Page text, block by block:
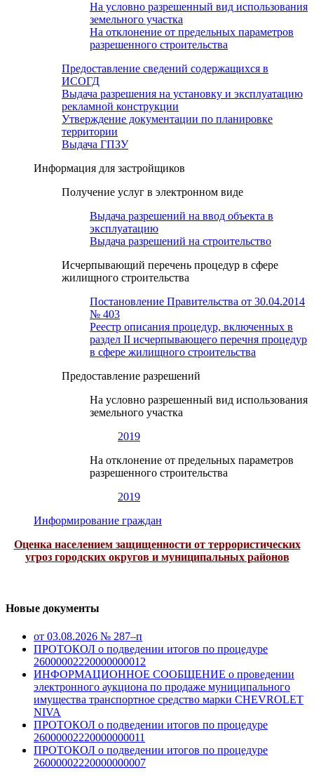
На условно разрешенный вид использования
земельного участка
На отклонение от предельных параметров
разрешенного строительства
Предоставление сведений содержащихся в
ИСОГД
Выдача разрешения на установку и эксплуатацию
рекламной конструкции
Утверждение документации по планировке
территории
Выдача ГПЗУ
Информация для застройщиков
Получение услуг в электронном виде
Выдача разрешений на ввод объекта в
эксплуатацию
Выдача разрешений на строительство
Исчерпывающий перечень процедур в сфере
жилищного строительства
Постановление Правительства от 30.04.2014
№ 403
Реестр описания процедур, включенных в
раздел II исчерпывающего перечня процедур
в сфере жилищного строительства
Предоставление разрешений
На условно разрешенный вид использования
земельного участка
2019
На отклонение от предельных параметров
разрешенного строительства
2019
Информирование граждан
Оценка населением защищенности от террористических
угроз городских округов и муниципальных районов
Новые документы
от 03.08.2026 № 287–п
ПРОТОКОЛ о подведении итогов по процедуре
26000002220000000012
ИНФОРМАЦИОННОЕ СООБЩЕНИЕ о проведении
электронного аукциона по продаже муниципального
имущества транспортное средство марки CHEVROLET
NIVA
ПРОТОКОЛ о подведении итогов по процедуре
26000002220000000011
ПРОТОКОЛ о подведении итогов по процедуре
26000002220000000007